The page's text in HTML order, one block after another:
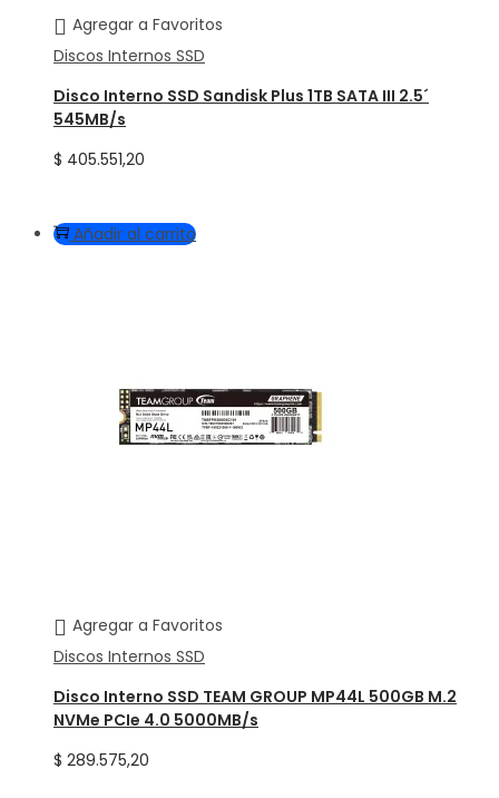
Agregar a Favoritos
Discos Internos SSD
Disco Interno SSD Sandisk Plus 1TB SATA III 2.5´
545MB/s
$ 405.551,20
Añadir al carrito
Agregar a Favoritos
Discos Internos SSD
Disco Interno SSD TEAM GROUP MP44L 500GB M.2
NVMe PCIe 4.0 5000MB/s
$ 289.575,20